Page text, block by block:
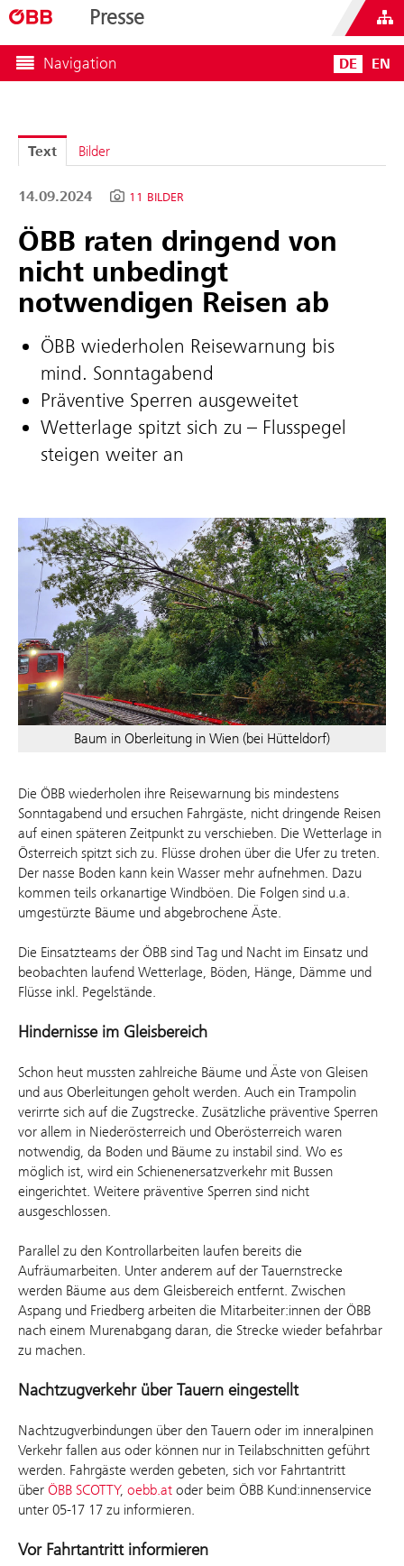
Presse
Navigation DE EN
Text Bilder
14.09.2024 11 BILDER
ÖBB raten dringend von
nicht unbedingt
notwendigen Reisen ab
ÖBB wiederholen Reisewarnung bis
mind. Sonntagabend
Präventive Sperren ausgeweitet
Wetterlage spitzt sich zu – Flusspegel
steigen weiter an
Baum in Oberleitung in Wien (bei Hütteldorf)
Die ÖBB wiederholen ihre Reisewarnung bis mindestens
Sonntagabend und ersuchen Fahrgäste, nicht dringende Reisen
auf einen späteren Zeitpunkt zu verschieben. Die Wetterlage in
Österreich spitzt sich zu. Flüsse drohen über die Ufer zu treten.
Der nasse Boden kann kein Wasser mehr aufnehmen. Dazu
kommen teils orkanartige Windböen. Die Folgen sind u.a.
umgestürzte Bäume und abgebrochene Äste.
Die Einsatzteams der ÖBB sind Tag und Nacht im Einsatz und
beobachten laufend Wetterlage, Böden, Hänge, Dämme und
Flüsse inkl. Pegelstände.
Hindernisse im Gleisbereich
Schon heut mussten zahlreiche Bäume und Äste von Gleisen
und aus Oberleitungen geholt werden. Auch ein Trampolin
verirrte sich auf die Zugstrecke. Zusätzliche präventive Sperren
vor allem in Niederösterreich und Oberösterreich waren
notwendig, da Boden und Bäume zu instabil sind. Wo es
möglich ist, wird ein Schienenersatzverkehr mit Bussen
eingerichtet. Weitere präventive Sperren sind nicht
ausgeschlossen.
Parallel zu den Kontrollarbeiten laufen bereits die
Aufräumarbeiten. Unter anderem auf der Tauernstrecke
werden Bäume aus dem Gleisbereich entfernt. Zwischen
Aspang und Friedberg arbeiten die Mitarbeiter:innen der ÖBB
nach einem Murenabgang daran, die Strecke wieder befahrbar
zu machen.
Nachtzugverkehr über Tauern eingestellt
Nachtzugverbindungen über den Tauern oder im inneralpinen
Verkehr fallen aus oder können nur in Teilabschnitten geführt
werden. Fahrgäste werden gebeten, sich vor Fahrtantritt
über ÖBB SCOTTY, oebb.at oder beim ÖBB Kund:innenservice
unter 05-17 17 zu informieren.
Vor Fahrtantritt informieren